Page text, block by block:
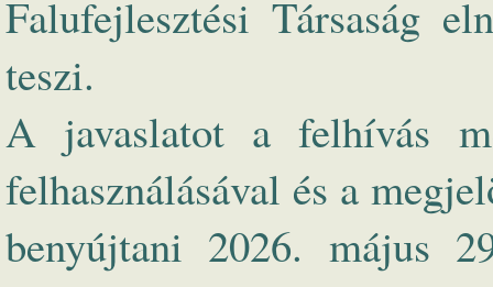
Falufejlesztési Társaság
teszi.
A javaslatot a felhívás
felhasználásával és a
benyújtani 2026. május